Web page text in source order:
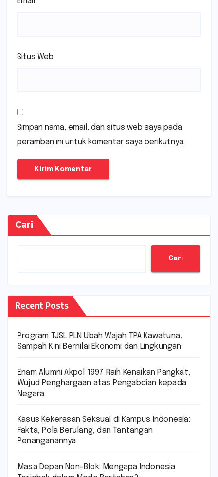
Situs Web
Simpan nama, email, dan situs web saya pada
peramban ini untuk komentar saya berikutnya.
Cari
Cari
Recent Posts
Program TJSL PLN Ubah Wajah TPA Kawatuna,
Sampah Kini Bernilai Ekonomi dan Lingkungan
Enam Alumni Akpol 1997 Raih Kenaikan Pangkat,
Wujud Penghargaan atas Pengabdian kepada
Negara
Kasus Kekerasan Seksual di Kampus Indonesia:
Fakta, Pola Berulang, dan Tantangan
Penanganannya
Masa Depan Non-Blok: Mengapa Indonesia